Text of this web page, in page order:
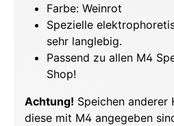
Farbe: Weinrot
Spezielle
sehr langlebig.
Passend zu allen M4
Shop!
Achtung! Speichen anderer
diese mit M4 angegeben